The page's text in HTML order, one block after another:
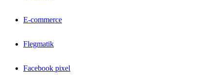
E-commerce
Flegmatik
Facebook pixel